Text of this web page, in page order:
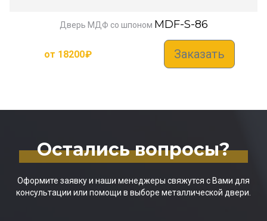
Дверь МДФ со шпоном MDF-S-86
от 18200₽ Заказать
Остались вопросы?
Оформите заявку и наши менеджеры свяжутся с Вами для
консультации или помощи в выборе металлической двери.